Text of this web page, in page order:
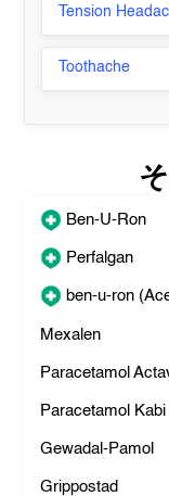
Tension
Toothache
Ben-U-Ron
Perfalgan
ben-u-ron
Mexalen
Paracetamol
Paracetamol Kabi
Gewadal-Pamol
Grippostad